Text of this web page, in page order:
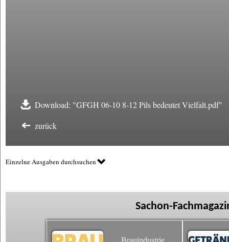
Download: "GFGH 06-10 8-12 Pils bedeutet Vielfalt.pdf"
zurück
Einzelne Ausgaben durchsuchen
Sachon-
Brauindustrie